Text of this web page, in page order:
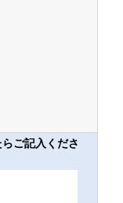
ご記入くださ